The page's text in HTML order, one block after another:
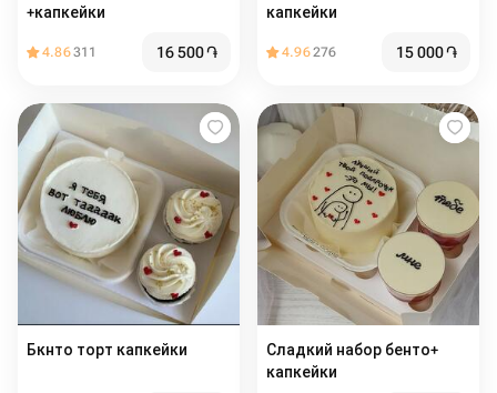
+капкейки
4.86311 16 500֏
капкейки
4.96276 15 000֏
Бкнто торт капкейки
Сладкий набор бенто+
капкейки